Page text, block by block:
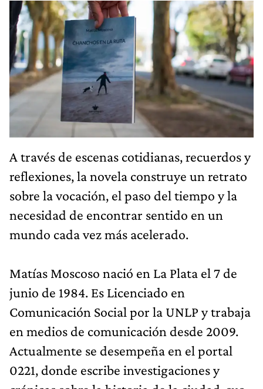
A través de escenas cotidianas, recuerdos y
reflexiones, la novela construye un retrato
sobre la vocación, el paso del tiempo y la
necesidad de encontrar sentido en un
mundo cada vez más acelerado.
Matías Moscoso nació en La Plata el 7 de
junio de 1984. Es Licenciado en
Comunicación Social por la UNLP y trabaja
en medios de comunicación desde 2009.
Actualmente se desempeña en el portal
0221, donde escribe investigaciones y